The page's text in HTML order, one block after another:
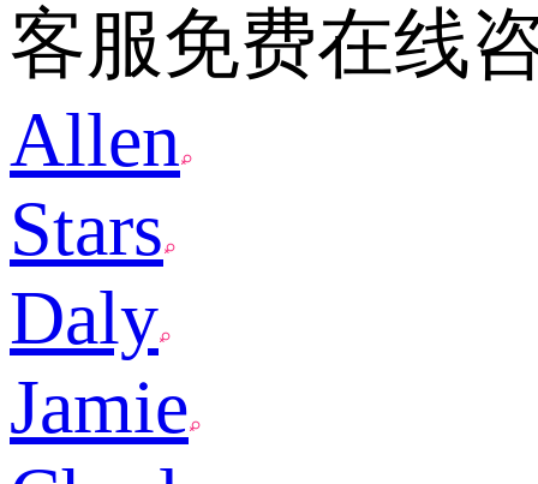
客服免费在线
Allen
Stars
Daly
Jamie